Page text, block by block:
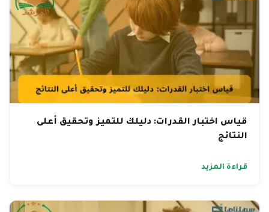
قياس اختبار القدرات: دليلك للتميز وتحقيق أعلى
النتائج
قراءة المزيد